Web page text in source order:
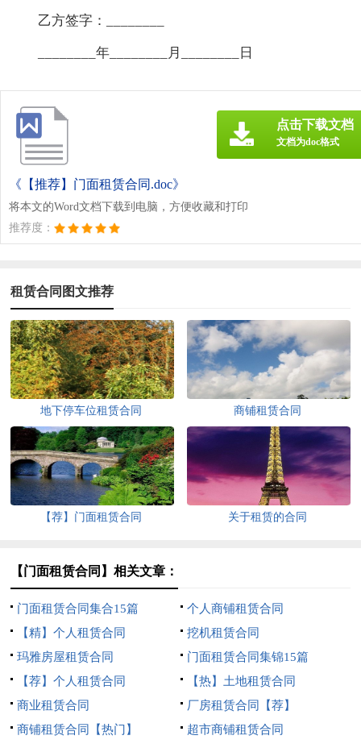
乙方签字：________
________年________月________日
《【推荐】门面租赁合同.doc》
将本文的Word文档下载到电脑，方便收藏和打印
推荐度：
点击下载文档
文档为doc格式
租赁合同图文推荐
地下停车位租赁合同 商铺租赁合同
【荐】门面租赁合同 关于租赁的合同
【门面租赁合同】相关文章：
门面租赁合同集合15篇
个人商铺租赁合同
【精】个人租赁合同
挖机租赁合同
玛雅房屋租赁合同
门面租赁合同集锦15篇
【荐】个人租赁合同
【热】土地租赁合同
商业租赁合同
厂房租赁合同【荐】
商铺租赁合同【热门】
超市商铺租赁合同